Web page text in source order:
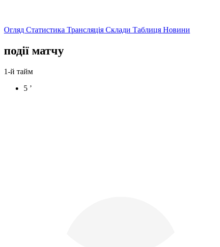
Огляд Статистика Трансляція Склади Таблиця Новини
події матчу
1-й тайм
5 ’